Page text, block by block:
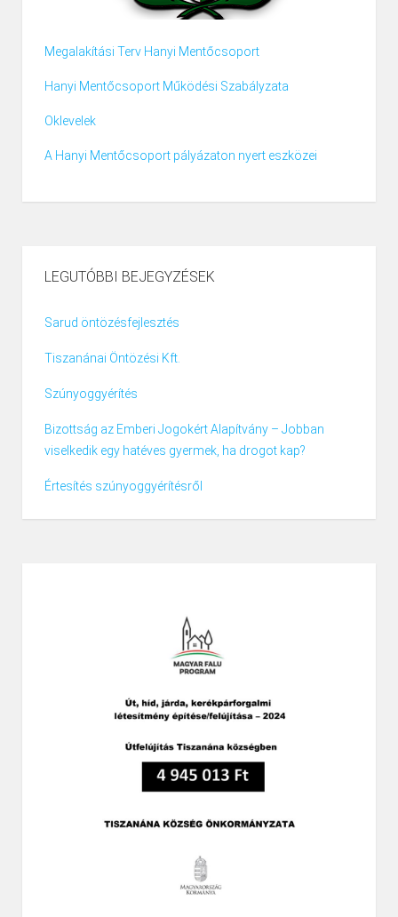
Megalakítási Terv Hanyi Mentőcsoport
Hanyi Mentőcsoport Működési Szabályzata
Oklevelek
A Hanyi Mentőcsoport pályázaton nyert eszközei
LEGUTÓBBI BEJEGYZÉSEK
Sarud öntözésfejlesztés
Tiszanánai Öntözési Kft.
Szúnyoggyérítés
Bizottság az Emberi Jogokért Alapítvány – Jobban
viselkedik egy hatéves gyermek, ha drogot kap?
Értesítés szúnyoggyérítésről